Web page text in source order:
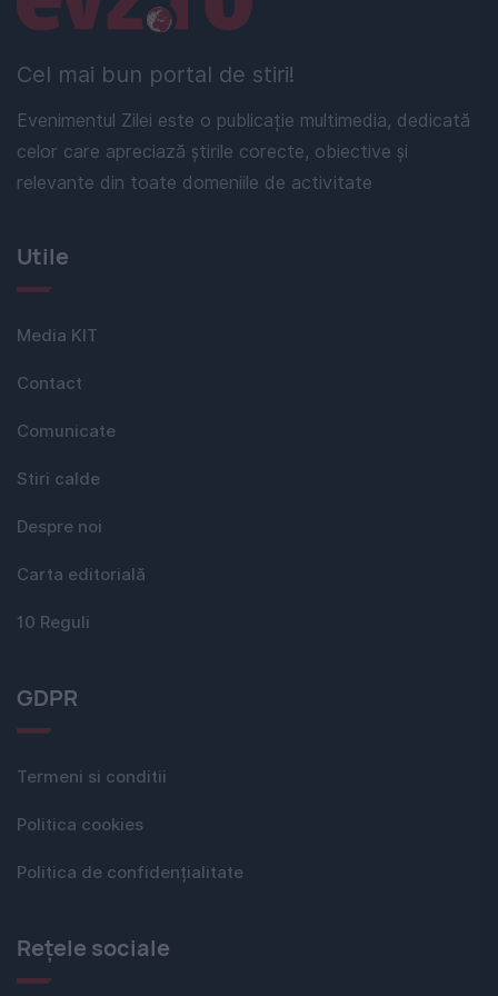
Cel mai bun portal de stiri!
Evenimentul Zilei este o publicație multimedia, dedicată
celor care apreciază știrile corecte, obiective și
relevante din toate domeniile de activitate
Utile
Media KIT
Contact
Comunicate
Stiri calde
Despre noi
Carta editorială
10 Reguli
GDPR
Termeni si conditii
Politica cookies
Politica de confidențialitate
Rețele sociale